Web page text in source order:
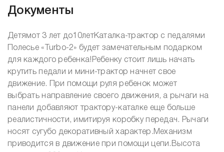
Документы
Детямот 3 лет до10летКаталка-трактор с педалями
Полесье «Turbo-2» будет замечательным подарком
для каждого ребенка!Ребенку стоит лишь начать
крутить педали и мини-трактор начнет свое
движение. При помощи руля ребенок может
выбрать направление своего движения, а рычаги на
панели добавляют трактору-каталке еще больше
реалистичности, имитируя коробку передач. Рычаги
носят сугубо декоративный характер.Механизм
приводится в движение при помощи цепи.Высота